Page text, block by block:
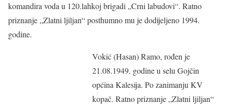
komandira voda u 120.lahkoj brigadi „Crni labudovi“. Ratno
priznanje „Zlatni ljiljan“ posthumno mu je dodijeljeno 1994.
godine.
Vokić (Hasan) Ramo, rođen je
21.08.1949. godine u selu Gojčin
općina Kalesija. Po zanimanju KV
kopač. Ratno priznanje „Zlatni ljiljan“